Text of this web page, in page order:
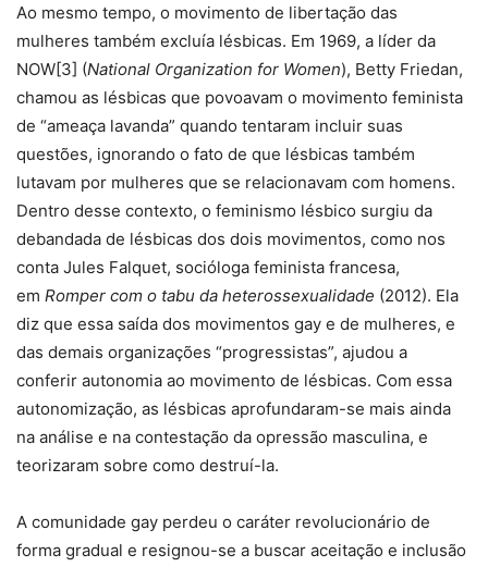
Ao mesmo tempo, o movimento de libertação das
mulheres também excluía lésbicas. Em 1969, a líder da
NOW[3] (National Organization for Women), Betty Friedan,
chamou as lésbicas que povoavam o movimento feminista
de “ameaça lavanda” quando tentaram incluir suas
questões, ignorando o fato de que lésbicas também
lutavam por mulheres que se relacionavam com homens.
Dentro desse contexto, o feminismo lésbico surgiu da
debandada de lésbicas dos dois movimentos, como nos
conta Jules Falquet, socióloga feminista francesa,
em Romper com o tabu da heterossexualidade (2012). Ela
diz que essa saída dos movimentos gay e de mulheres, e
das demais organizações “progressistas”, ajudou a
conferir autonomia ao movimento de lésbicas. Com essa
autonomização, as lésbicas aprofundaram-se mais ainda
na análise e na contestação da opressão masculina, e
teorizaram sobre como destruí-la.
A comunidade gay perdeu o caráter revolucionário de
forma gradual e resignou-se a buscar aceitação e inclusão